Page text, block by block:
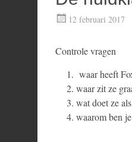
12 februari 2017
Controle vragen
waar heeft
waar zit ze
wat doet ze
waarom ben